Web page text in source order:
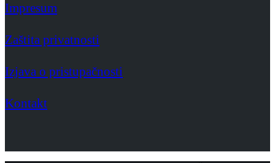
Impresum
Zaštita privatnosti
Izjava o pristupačnosti
Kontakt